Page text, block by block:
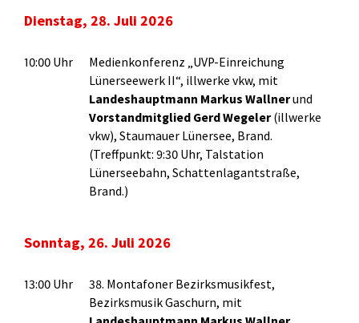
Dienstag, 28. Juli 2026
10:00 Uhr
Medienkonferenz „UVP-Einreichung
Lünerseewerk II“, illwerke vkw, mit
Landeshauptmann Markus Wallnerund
Vorstandmitglied Gerd Wegeler(illwerke
vkw), Staumauer Lünersee, Brand.
(Treffpunkt: 9:30 Uhr, Talstation
Lünerseebahn, Schattenlagantstraße,
Brand.)
Sonntag, 26. Juli 2026
13:00 Uhr
38. Montafoner Bezirksmusikfest,
Bezirksmusik Gaschurn, mit